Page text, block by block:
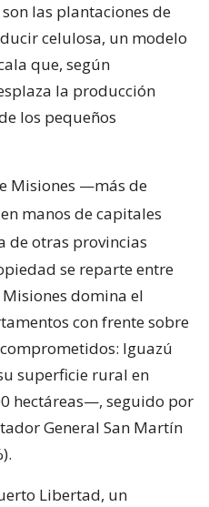
las plantaciones de
celulosa, un modelo
que, según
la producción
los pequeños
Misiones —más de
manos de capitales
de otras provincias
se reparte entre
domina el
con frente sobre
Iguazú
superficie rural en
hectáreas—, seguido por
General San Martín
Libertad, un